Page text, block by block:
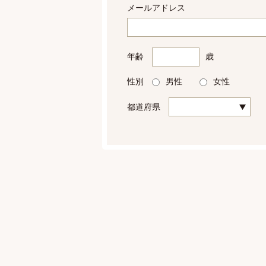
メールアドレス
年齢 歳
性別 男性 女性
都道府県